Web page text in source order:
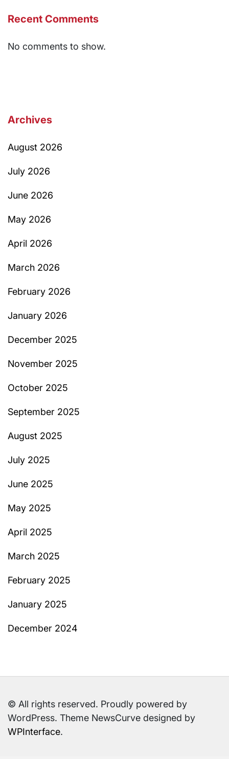
Recent Comments
No comments to show.
Archives
August 2026
July 2026
June 2026
May 2026
April 2026
March 2026
February 2026
January 2026
December 2025
November 2025
October 2025
September 2025
August 2025
July 2025
June 2025
May 2025
April 2025
March 2025
February 2025
January 2025
December 2024
© All rights reserved. Proudly powered by
WordPress. Theme NewsCurve designed by
WPInterface.